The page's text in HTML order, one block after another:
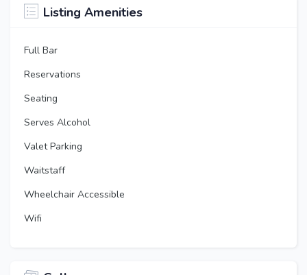
Listing Amenities
Full Bar
Reservations
Seating
Serves Alcohol
Valet Parking
Waitstaff
Wheelchair Accessible
Wifi